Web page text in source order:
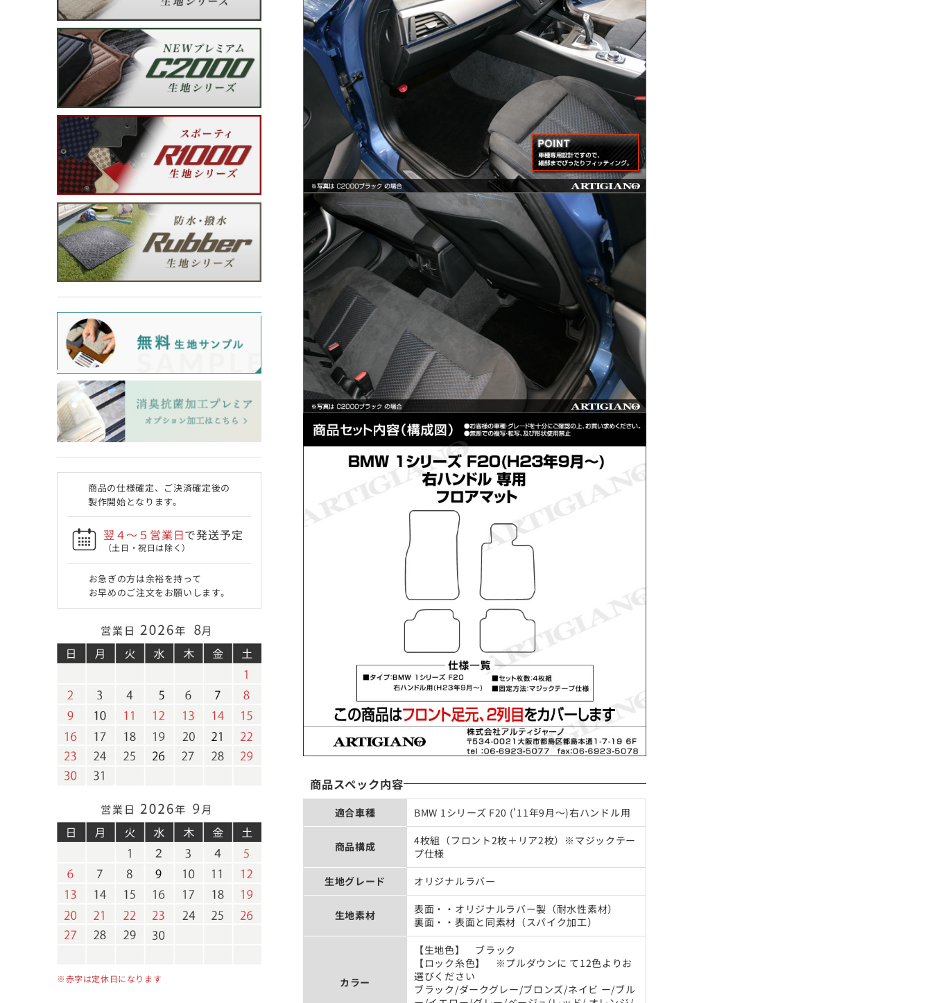
商品の仕様確定、ご決済確定後の
製作開始となります。
翌４〜５営業日で発送予定
（土日・祝日は除く）
お急ぎの方は余裕を持って
お早めのご注文をお願いします。
※赤字は定休日になります
商品スぺック内容
適合車種 BMW 1シリーズ F20 ('11年9月～)右ハンドル用
商品構成
4枚組（フロント2枚＋リア2枚）※マジックテー
プ仕様
生地グレード
オリジナルラバー
生地素材
表面・・オリジナルラバー製（耐水性素材）
裏面・・表面と同素材（スパイク加工）
カラー
【生地色】 ブラック
【ロック糸色】 ※プルダウンに て12色よりお
選びください
ブラック/ダークグレー/ブロンズ/ネイビ ー/ブル